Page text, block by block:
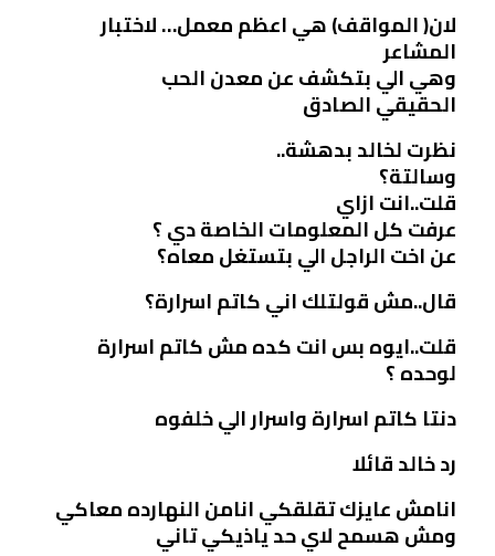
لان( المواقف) هي اعظم معمل… لاختبار
المشاعر
وهي الي بتكشف عن معدن الحب
الحقيقي الصادق
نظرت لخالد بدهشة..
وسالتة؟
قلت..انت ازاي
عرفت كل المعلومات الخاصة دي ؟
عن اخت الراجل الي بتستغل معاه؟
قال..مش قولتلك اني كاتم اسرارة؟
قلت..ايوه بس انت كده مش كاتم اسرارة
لوحده ؟
دنتا كاتم اسرارة واسرار الي خلفوه
رد خالد قائلا
انامش عايزك تقلقكي انامن النهارده معاكي
ومش هسمح لاي حد ياذيكي تاني